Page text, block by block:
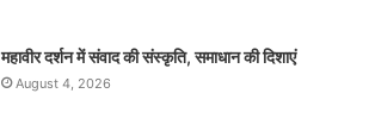
महावीर दर्शन में संवाद की संस्कृति, समाधान की दिशाएं
August 4, 2026